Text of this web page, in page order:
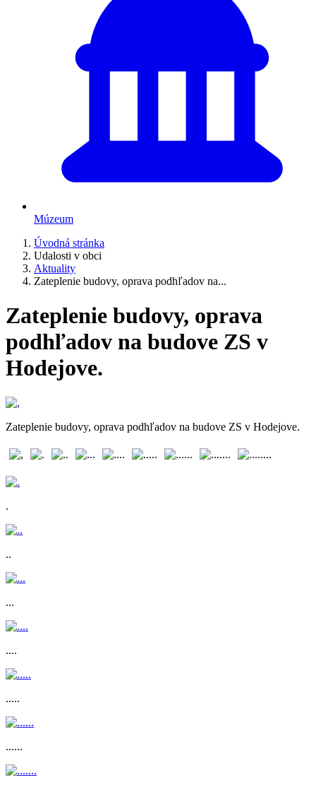
Múzeum
Úvodná stránka
Udalosti v obci
Aktuality
Zateplenie budovy, oprava podhľadov na...
Zateplenie budovy, oprava
podhľadov na budove ZS v
Hodejove.
Zateplenie budovy, oprava podhľadov na budove ZS v Hodejove.
.
..
...
....
.....
......